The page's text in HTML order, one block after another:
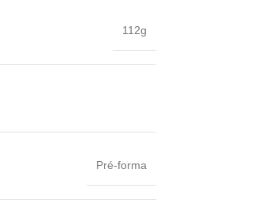
112g
Pré-forma